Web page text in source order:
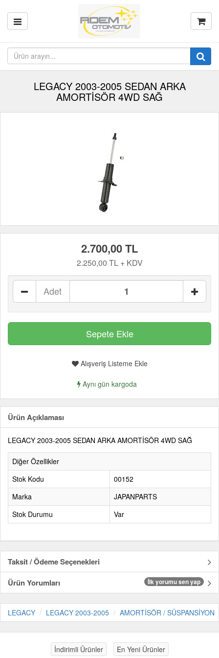
LEGACY 2003-2005 SEDAN ARKA
AMORTİSÖR 4WD SAĞ
2.700,00 TL
2.250,00 TL + KDV
Adet
Alışveriş Listeme Ekle
Aynı gün kargoda
Ürün Açıklaması
LEGACY 2003-2005 SEDAN ARKA AMORTİSÖR 4WD SAĞ
Diğer Özellikler
Stok Kodu
00152
Marka
JAPANPARTS
Stok Durumu
Var
Taksit / Ödeme Seçenekleri
Ürün Yorumları
İlk yorumu sen yap
LEGACY LEGACY 2003-2005 AMORTİSÖR / SÜSPANSİYON
İndirimli Ürünler En Yeni Ürünler